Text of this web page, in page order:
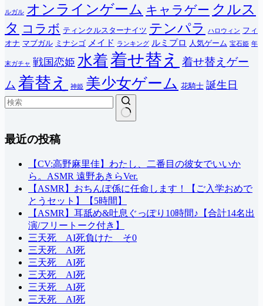
ルガル オンラインゲーム キャラゲー クルス
タ コラボ ティンクルスターナイツ テンパラ ハロウィン フィ
オナ マブガル ミナシゴ メイド ランキング ルミプロ 人気ゲーム 宝石姫 年
末ガチャ 戦国恋姫 水着着せ替え
着せ替えゲー
ム 着替え 神姫 美少女ゲーム 花騎士 誕生日
果
最近の投稿
【CV:高野麻里佳】わたし、二番目の彼女でいいか
ら。ASMR 遠野あきらVer.
【ASMR】おちんぽ係に任命します！【ご入学おめで
とうセット】【5時間】
【ASMR】耳舐め&吐息ぐっぽり10時間♪【合計14名出
演/フリートーク付き】
三天死 AI死負けた そ0
三天死 AI死
三天死 AI死
三天死 AI死
三天死 AI死
三天死 AI死